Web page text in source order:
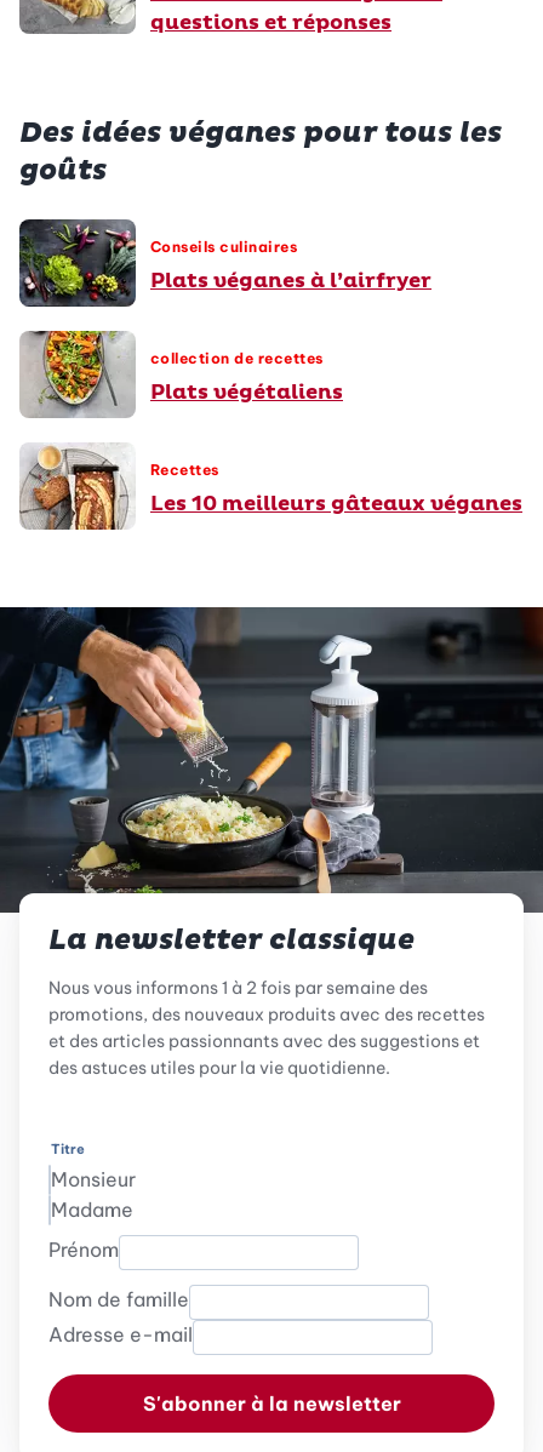
questions et réponses
Des idées véganes pour tous les
goûts
Conseils culinaires
Plats véganes à l’airfryer
collection de recettes
Plats végétaliens
Recettes
Les 10 meilleurs gâteaux véganes
La newsletter classique
Nous vous informons 1 à 2 fois par semaine des
promotions, des nouveaux produits avec des recettes
et des articles passionnants avec des suggestions et
des astuces utiles pour la vie quotidienne.
Titre
Monsieur
Madame
Prénom
Nom de famille
Adresse e-mail
S'abonner à la newsletter